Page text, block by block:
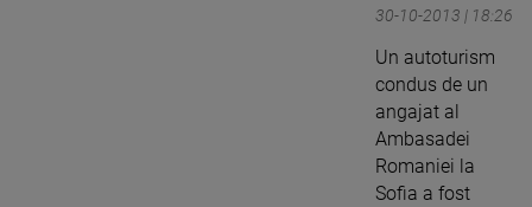
30-10-2013 | 18:26
Un autoturism
condus de un
angajat al
Ambasadei
Romaniei la
Sofia a fost